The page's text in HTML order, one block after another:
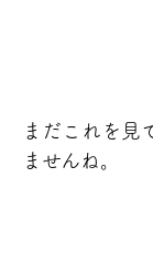
まだこれを見
ませんね。